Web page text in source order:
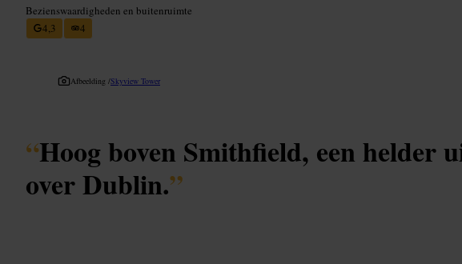
Bezienswaardigheden en buitenruimte
4,3
4
Afbeelding /Skyview Tower
“Hoog boven Smithfield, een helder
over Dublin.”